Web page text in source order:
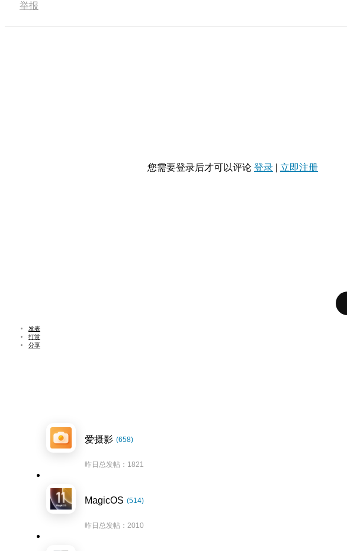
举报
您需要登录后才可以评论 登录 立即注册
发表
打赏
分享
爱摄影 (658)
昨日总发帖：1821
MagicOS (514)
昨日总发帖：2010